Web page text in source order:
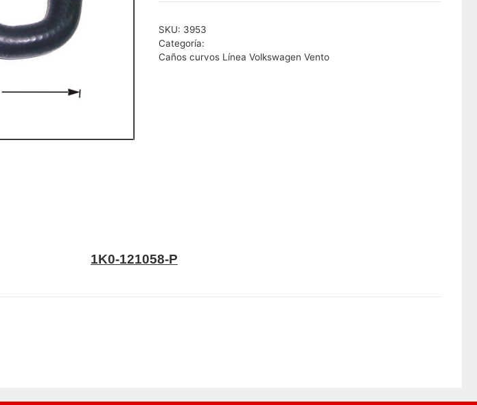
SKU: 3953
Categoría:
Caños curvos Línea Volkswagen Vento
1K0-121058-P